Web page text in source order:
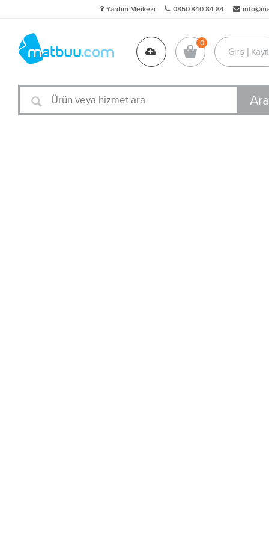
0850 840 84 84
Yardım Merkezi
Giriş | Kayıt